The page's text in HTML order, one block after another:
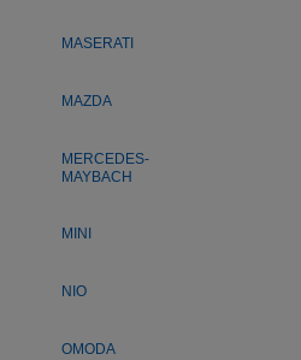
MASERATI
MAZDA
MERCEDES-
MAYBACH
MINI
NIO
OMODA